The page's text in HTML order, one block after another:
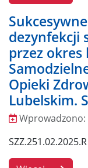
dezynfekcji
przez okres
Opieki
Lubelskim.
Wprowadzono
Wprowadzono:
SZZ.251.02.2025.R